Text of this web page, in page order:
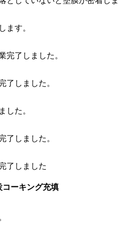
ます。
了しました。
しました。
した。
しました。
了しました
ーキング充填